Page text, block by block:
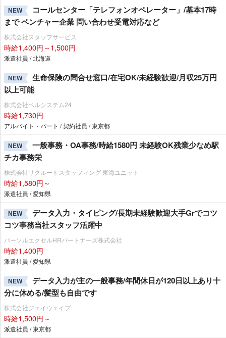
NEW
コールセンター「テレフォンオペレーター」/基本17時
まで ベンチャー企業 問い合わせ受電対応など
株式会社スタッフサービス
時給1,400円～1,500円
派遣社員 / 北海道
NEW
生命保険の問合せ窓口/在宅OK/未経験歓迎/月収25万円
以上可能
株式会社ベルシステム24
時給1,730円
アルバイト・パート / 契約社員 / 東京都
NEW
一般事務・OA事務/時給1580円 未経験OK残業少なめ駅
チカ事務栄
株式会社リクルートスタッフィング 東海ユニット
時給1,580円～
派遣社員 / 愛知県
NEW
データ入力・タイピング/長期未経験歓迎大手Grでコツ
コツ事務当社スタッフ活躍中
パーソルエクセルHRパートナーズ株式会社
時給1,400円
派遣社員 / 愛知県
NEW
データ入力が主の一般事務/年間休日が120日以上あり十
分に休める/髪型も自由です
株式会社ジェイウェイブ
時給1,500円～
派遣社員 / 東京都